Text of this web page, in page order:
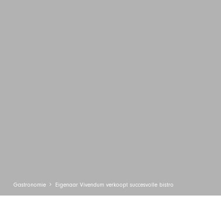
Gastronomie Eigenaar Vivendum verkoopt succesvolle bistro